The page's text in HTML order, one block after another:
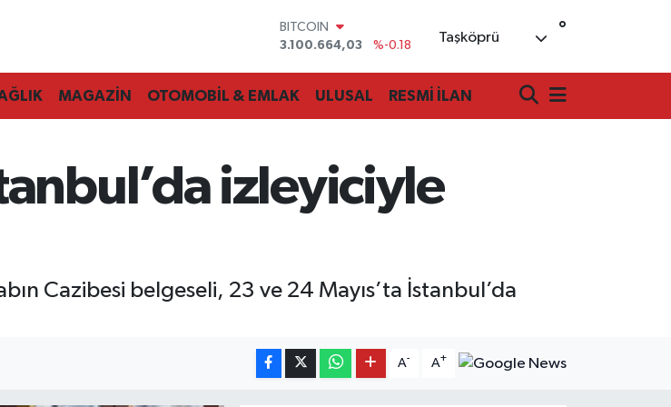
3.100.664,03
DOLAR
47,7436
%0.18
EURO
6660.55
%0.03
BİST100
13.779
Taşköprü °
MAGAZİN OTOMOBİL & EMLAK ULUSAL RESMİ İLAN
izleyiciyle
Cazibesi belgeseli, 23 ve 24 Mayıs’ta İstanbul’da
A- A+